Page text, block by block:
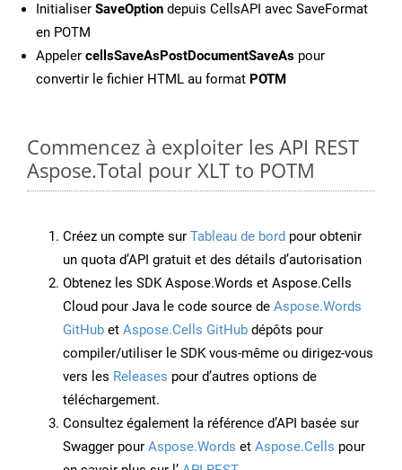
Initialiser SaveOption depuis CellsAPI avec SaveFormat
en POTM
Appeler cellsSaveAsPostDocumentSaveAs pour
convertir le fichier HTML au format POTM
Commencez à exploiter les API REST
Aspose.Total pour XLT to POTM
Créez un compte sur Tableau de bord pour obtenir
un quota d’API gratuit et des détails d’autorisation
Obtenez les SDK Aspose.Words et Aspose.Cells
Cloud pour Java le code source de Aspose.Words
GitHub et Aspose.Cells GitHub dépôts pour
compiler/utiliser le SDK vous-même ou dirigez-vous
vers les Releases pour d’autres options de
téléchargement.
Consultez également la référence d’API basée sur
Swagger pour Aspose.Words et Aspose.Cells pour